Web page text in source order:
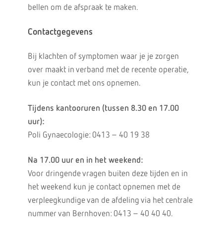
bellen om de afspraak te maken.
Contactgegevens
Bij klachten of symptomen waar je je zorgen
over maakt in verband met de recente operatie,
kun je contact met ons opnemen.
Tijdens kantooruren (tussen 8.30 en 17.00
uur):
Poli Gynaecologie: 0413 – 40 19 38
Na 17.00 uur en in het weekend:
Voor dringende vragen buiten deze tijden en in
het weekend kun je contact opnemen met de
verpleegkundige van de afdeling via het centrale
nummer van Bernhoven: 0413 – 40 40 40.